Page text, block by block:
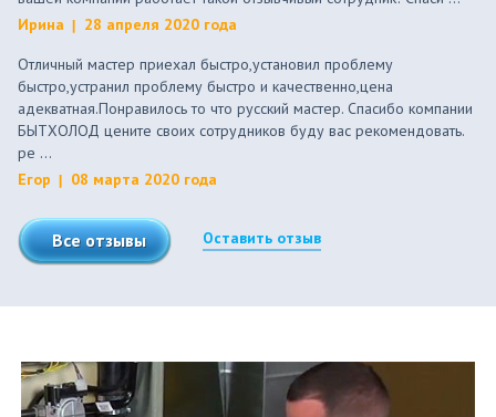
Ирина
28 апреля 2020 года
Отличный мастер приехал быстро,установил проблему
быстро,устранил проблему быстро и качественно,цена
адекватная.Понравилось то что русский мастер. Спасибо компании
БЫТХОЛОД цените своих сотрудников буду вас рекомендовать.
ре ...
Егор
08 марта 2020 года
Все отзывы Оставить отзыв